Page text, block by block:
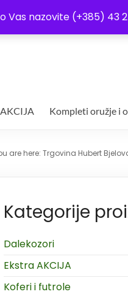
Vas nazovite (+385) 43
Uvjeti
Kompleti oružje i
are here: Trgovina Hubert
Kategorije
Dalekozori
Ekstra AKCIJA
Koferi i futrole